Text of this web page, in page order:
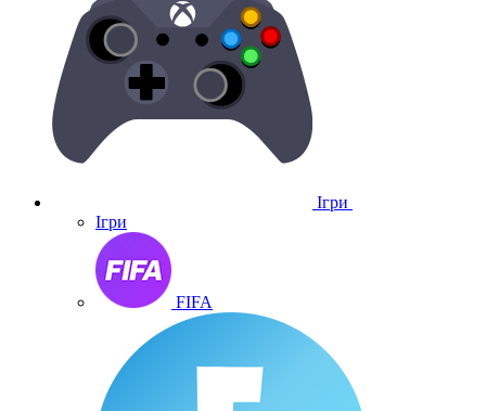
Ігри
Ігри
FIFA